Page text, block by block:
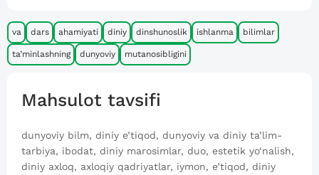
va dars ahamiyati diniy dinshunoslik ishlanma bilimlar
ta’minlashning dunyoviy mutanosibligini
Mahsulot tavsifi
dunyoviy bilm, diniy e’tiqod, dunyoviy va diniy ta’lim-
tarbiya, ibodat, diniy marosimlar, duo, estetik yo‘nalish,
diniy axloq, axloqiy qadriyatlar, iymon, e’tiqod, diniy